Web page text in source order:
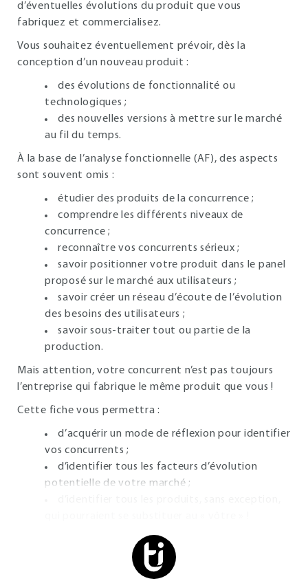
d’éventuelles évolutions du produit que vous
fabriquez et commercialisez.
Vous souhaitez éventuellement prévoir, dès la
conception d’un nouveau produit :
des évolutions de fonctionnalité ou
technologiques ;
des nouvelles versions à mettre sur le marché
au fil du temps.
À la base de l’analyse fonctionnelle (AF), des aspects
sont souvent omis :
étudier des produits de la concurrence ;
comprendre les différents niveaux de
concurrence ;
reconnaître vos concurrents sérieux ;
savoir positionner votre produit dans le panel
proposé sur le marché aux utilisateurs ;
savoir créer un réseau d’écoute de l’évolution
des besoins des utilisateurs ;
savoir sous-traiter tout ou partie de la
production.
Mais attention, votre concurrent n’est pas toujours
l’entreprise qui fabrique le même produit que vous !
Cette fiche vous permettra :
d’acquérir un mode de réflexion pour identifier
vos concurrents ;
d’identifier tous les facteurs d’évolution
potentielle de votre marché ;